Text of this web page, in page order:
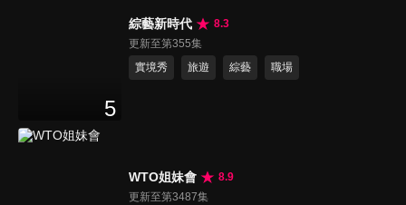
5
綜藝新時代
8.3
更新至第355集
實境秀
旅遊 綜藝 職場
WTO姐妹會
8.9
更新至第3487集